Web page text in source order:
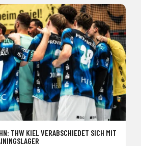
THW KIEL VERABSCHIEDET SICH MIT